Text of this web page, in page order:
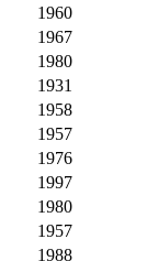
1960
1967
1980
1931
1958
1957
1976
1997
1980
1957
1988